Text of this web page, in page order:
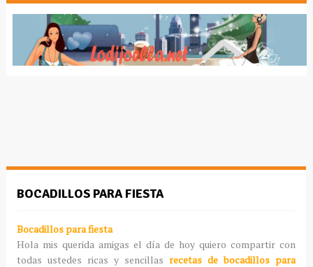
BOCADILLOS PARA FIESTA
Bocadillos para fiesta
Hola mis querida amigas el día de hoy quiero compartir con
todas ustedes ricas y sencillasrecetas de bocadillos para